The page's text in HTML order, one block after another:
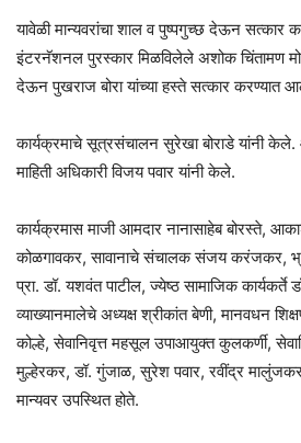
यावेळी मान्यवरांचा शाल व पुष्पगुच्छ देऊन सत्कार
इंटरनॅशनल पुरस्कार मिळविलेले अशोक चिंतामण
देऊन पुखराज बोरा यांच्या हस्ते सत्कार करण्यात
कार्यक्रमाचे सूत्रसंचालन सुरेखा बोराडे यांनी केले.
माहिती अधिकारी विजय पवार यांनी केले.
कार्यक्रमास माजी आमदार नानासाहेब बोरस्ते,
कोळगावकर, सावानाचे संचालक संजय करंजकर,
प्रा. डॉ. यशवंत पाटील, ज्येष्ठ सामाजिक
व्याख्यानमालेचे अध्यक्ष श्रीकांत बेणी, मानवधन
कोल्हे, सेवानिवृत्त महसूल उपाआयुक्त कुलकर्णी,
मुल्हेरकर, डॉ. गुंजाळ, सुरेश पवार, रवींद्र मालुंजकर
मान्यवर उपस्थित होते.